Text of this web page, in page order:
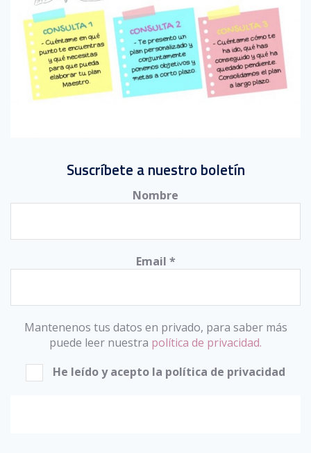
Suscríbete a nuestro boletín
Nombre
Email *
Mantenenos tus datos en privado, para saber más
puede leer nuestra política de privacidad.
He leído y acepto la política de privacidad